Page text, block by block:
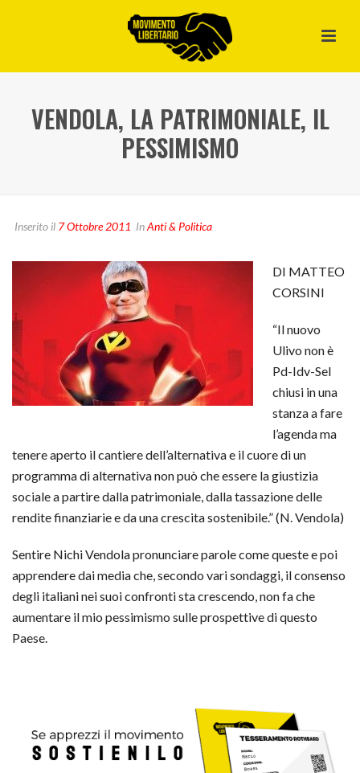
VENDOLA, LA PATRIMONIALE, IL
PESSIMISMO
Inserito il 7 Ottobre 2011 InAnti & Politica
DI MATTEO
CORSINI
“Il nuovo
Ulivo non è
Pd-Idv-Sel
chiusi in una
stanza a fare
l’agenda ma
tenere aperto il cantiere dell’alternativa e il cuore di un
programma di alternativa non può che essere la giustizia
sociale a partire dalla patrimoniale, dalla tassazione delle
rendite finanziarie e da una crescita sostenibile.” (N. Vendola)
Sentire Nichi Vendola pronunciare parole come queste e poi
apprendere dai media che, secondo vari sondaggi, il consenso
degli italiani nei suoi confronti sta crescendo, non fa che
aumentare il mio pessimismo sulle prospettive di questo
Paese.